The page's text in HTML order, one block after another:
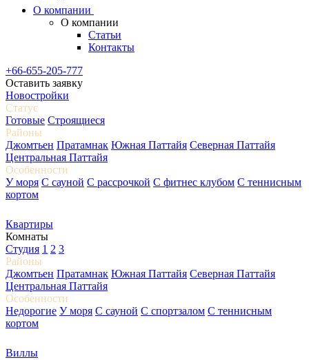
О компании
О компании
Статьи
Контакты
+66-655-205-777
Оставить заявку
Новостройки
Статус
Готовые Строящиеся
Районы
Джомтьен Пратамнак Южная Паттайя Северная Паттайя
Центральная Паттайя
Особенности
У моря С сауной С рассрочкой С фитнес клубом С теннисным
кортом
Квартиры
Комнаты
Студия 1 2 3
Районы
Джомтьен Пратамнак Южная Паттайя Северная Паттайя
Центральная Паттайя
Особенности
Недорогие У моря С сауной С спортзалом С теннисным
кортом
Виллы